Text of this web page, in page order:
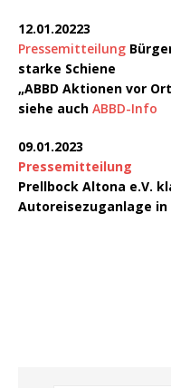
12.01.20223
Pressemitteilung
starke Schiene
„ABBD Aktionen vor
siehe auch ABBD-Info
09.01.2023
Pressemitteilung
Prellbock Altona e.V.
Autoreisezuganlage